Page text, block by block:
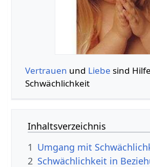
Vertrauen und Liebe sind
Schwächlichkeit
Inhaltsverzeichnis
1 Umgang mit
2 Schwächlichkeit in